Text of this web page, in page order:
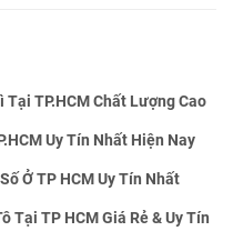
Tại TP.HCM Chất Lượng Cao
Uy Tín Nhất Hiện Nay
Ở TP HCM Uy Tín Nhất
Tại TP HCM Giá Rẻ & Uy Tín